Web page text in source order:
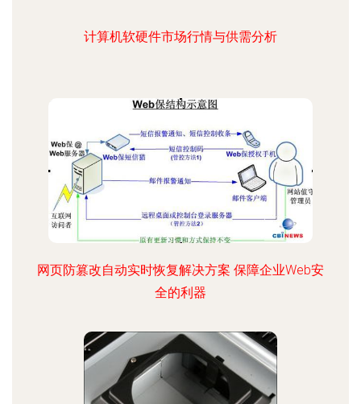
计算机软硬件市场行情与供需分析
网页防篡改自动实时恢复解决方案 保障企业Web安
全的利器